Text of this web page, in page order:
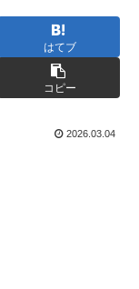
はてブ
コピー
2026.03.04